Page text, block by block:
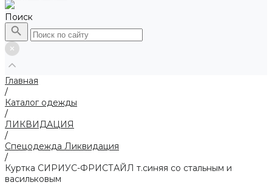
Поиск
Главная
/
Каталог одежды
/
ЛИКВИДАЦИЯ
/
Спецодежда Ликвидация
/
Куртка СИРИУС-ФРИСТАЙЛ т.синяя со стальным и
васильковым